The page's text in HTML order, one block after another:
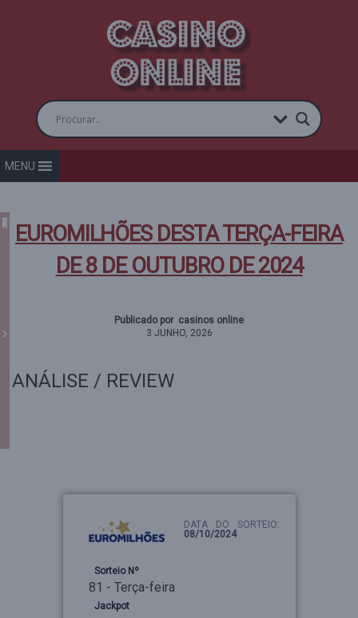
MENU
EUROMILHÕES DESTA TERÇA-FEIRA
DE 8 DE OUTUBRO DE 2024
Publicado por casinos online
3 JUNHO, 2026
ANÁLISE / REVIEW
DATA DO SORTEIO:
08/10/2024
Sorteio Nº
81 - Terça-feira
Jackpot